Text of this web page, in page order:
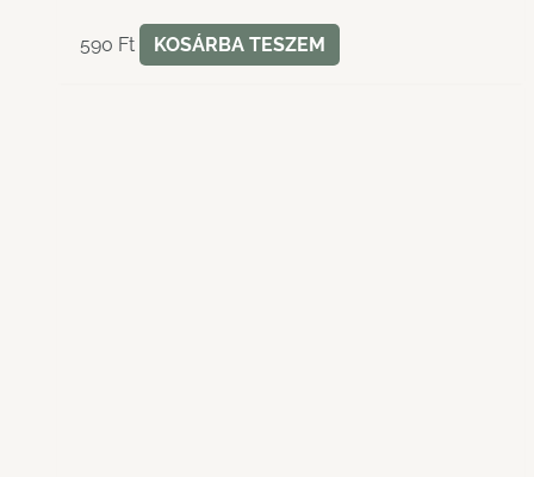
590 Ft KOSÁRBA TESZEM